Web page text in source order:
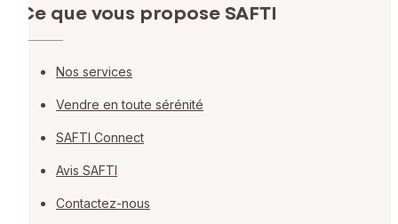
Ce que vous propose SAFTI
Nos services
Vendre en toute sérénité
SAFTI Connect
Avis SAFTI
Contactez-nous